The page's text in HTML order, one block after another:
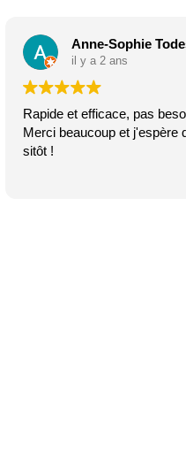
Anne-Sophie
il y a 2 ans
Rapide et efficace, pas
Merci beaucoup et j'espère
sitôt !